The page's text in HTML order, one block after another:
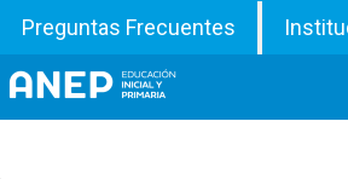
Preguntas Frecuentes